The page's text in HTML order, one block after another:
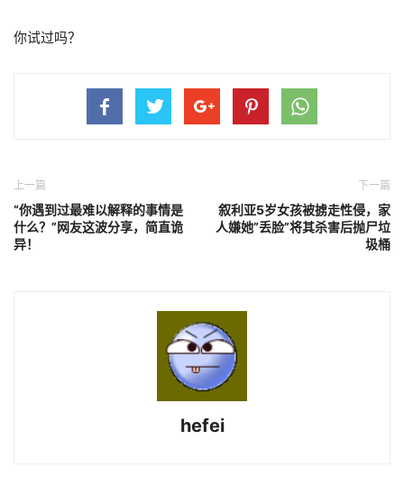
你试过吗？
上一篇
“你遇到过最难以解释的事情是
什么？”网友这波分享，简直诡
异！
下一篇
叙利亚5岁女孩被掳走性侵，家
人嫌她”丢脸”将其杀害后抛尸垃
圾桶
hefei